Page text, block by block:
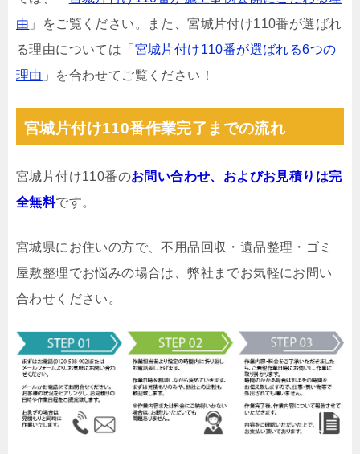
由 」をご覧ください。また、宮城片付け110番が選ばれ
る理由については「 宮城片付け110番が選ばれる6つの
理由 」を合わせてご覧ください！
宮城片付け110番作業完了までの流れ
宮城片付け110番のお問い合わせ、およびお見積りは完
全無料です。
宮城県にお住いの方で、不用品回収・遺品整理・ゴミ
屋敷整理でお悩みの場合は、弊社までお気軽にお問い
合わせください。